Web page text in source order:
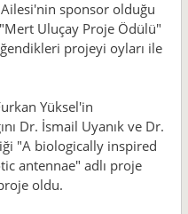
Ailesi'nin sponsor olduğu
Uluçay Proje Ödülü"
projeyi oyları ile
Yüksel'in
Dr. İsmail Uyanık ve Dr.
"A biologically inspired
antennae" adlı proje
oldu.